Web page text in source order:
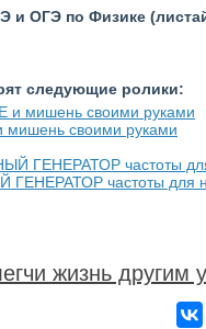
и ОГЭ по Физике
следующие ролики:
своими руками
частоты для
жизнь другим